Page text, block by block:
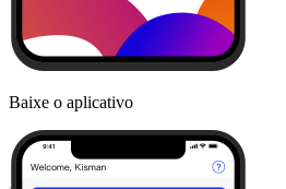
Baixe o aplicativo